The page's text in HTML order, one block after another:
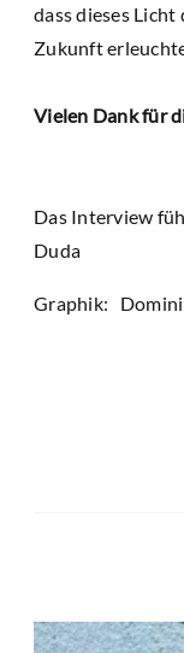
dass dieses
Zukunft
Vielen Dank für
Das Interview
Duda
Graphik: